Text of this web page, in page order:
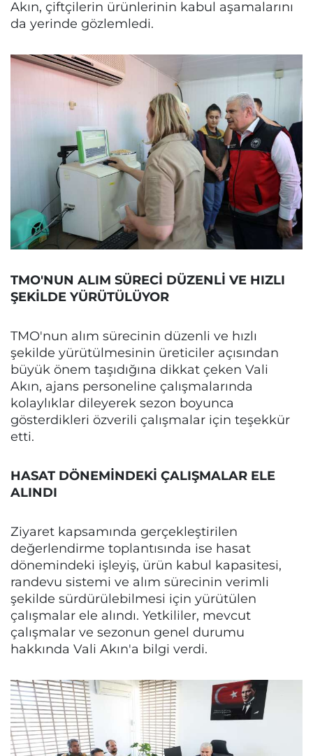
Akın, çiftçilerin ürünlerinin kabul aşamalarını
da yerinde gözlemledi.
TMO'NUN ALIM SÜRECİ DÜZENLİ VE HIZLI
ŞEKİLDE YÜRÜTÜLÜYOR
TMO'nun alım sürecinin düzenli ve hızlı
şekilde yürütülmesinin üreticiler açısından
büyük önem taşıdığına dikkat çeken Vali
Akın, ajans personeline çalışmalarında
kolaylıklar dileyerek sezon boyunca
gösterdikleri özverili çalışmalar için teşekkür
etti.
HASAT DÖNEMİNDEKİ ÇALIŞMALAR ELE
ALINDI
Ziyaret kapsamında gerçekleştirilen
değerlendirme toplantısında ise hasat
dönemindeki işleyiş, ürün kabul kapasitesi,
randevu sistemi ve alım sürecinin verimli
şekilde sürdürülebilmesi için yürütülen
çalışmalar ele alındı. Yetkililer, mevcut
çalışmalar ve sezonun genel durumu
hakkında Vali Akın'a bilgi verdi.